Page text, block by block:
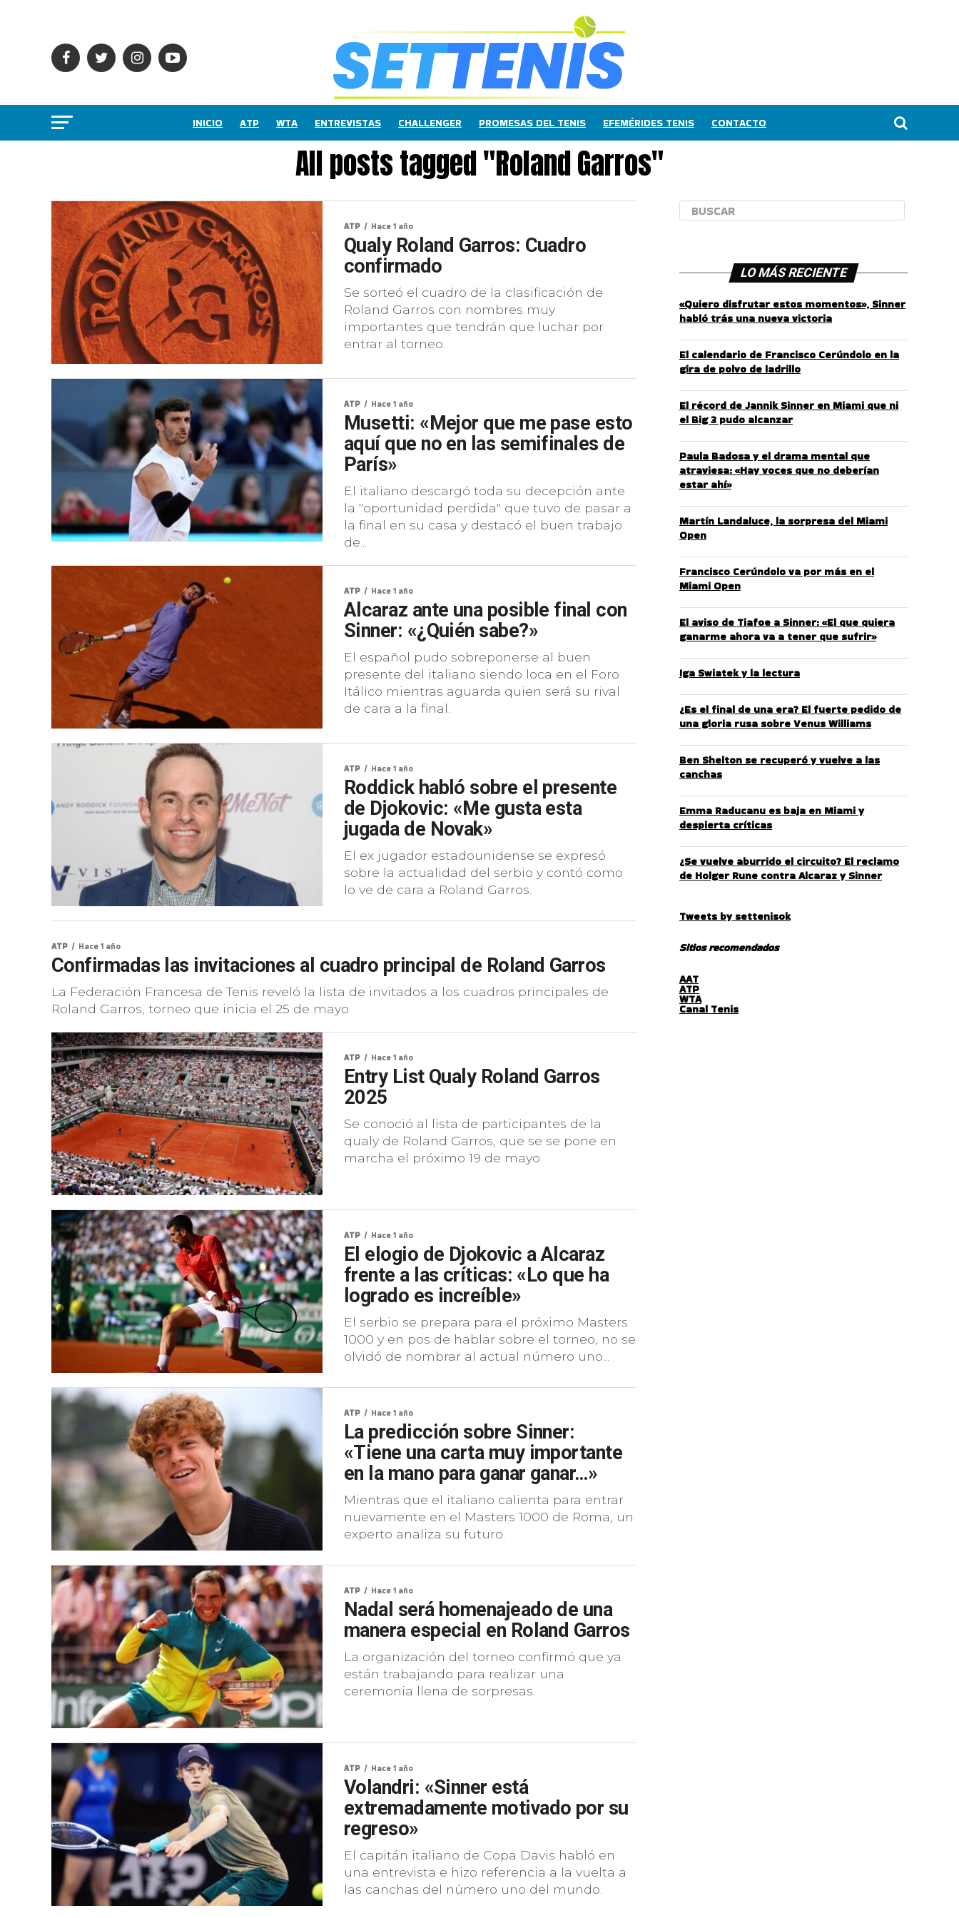
INICIO ATP WTA ENTREVISTAS CHALLENGER PROMESAS DEL TENIS EFEMÉRIDES TENIS CONTACTO
All posts tagged "Roland Garros"
ATP Hace 1 año
Qualy Roland Garros: Cuadro
confirmado
Se sorteó el cuadro de la clasificación de
Roland Garros con nombres muy
importantes que tendrán que luchar por
entrar al torneo.
ATP Hace 1 año
Musetti: «Mejor que me pase esto
aquí que no en las semifinales de
París»
El italiano descargó toda su decepción ante
la "oportunidad perdida" que tuvo de pasar a
la final en su casa y destacó el buen trabajo
de...
ATP Hace 1 año
Alcaraz ante una posible final con
Sinner: «¿Quién sabe?»
El español pudo sobreponerse al buen
presente del italiano siendo loca en el Foro
Itálico mientras aguarda quien será su rival
de cara a la final.
ATP Hace 1 año
Roddick habló sobre el presente
de Djokovic: «Me gusta esta
jugada de Novak»
El ex jugador estadounidense se expresó
sobre la actualidad del serbio y contó como
lo ve de cara a Roland Garros.
ATP Hace 1 año
Confirmadas las invitaciones al cuadro principal de Roland Garros
La Federación Francesa de Tenis reveló la lista de invitados a los cuadros principales de
Roland Garros, torneo que inicia el 25 de mayo.
ATP Hace 1 año
Entry List Qualy Roland Garros
2025
Se conoció al lista de participantes de la
qualy de Roland Garros, que se se pone en
marcha el próximo 19 de mayo.
ATP Hace 1 año
El elogio de Djokovic a Alcaraz
frente a las críticas: «Lo que ha
logrado es increíble»
El serbio se prepara para el próximo Masters
1000 y en pos de hablar sobre el torneo, no se
olvidó de nombrar al actual número uno...
ATP Hace 1 año
La predicción sobre Sinner:
«Tiene una carta muy importante
en la mano para ganar ganar…»
Mientras que el italiano calienta para entrar
nuevamente en el Masters 1000 de Roma, un
experto analiza su futuro.
ATP Hace 1 año
Nadal será homenajeado de una
manera especial en Roland Garros
La organización del torneo confirmó que ya
están trabajando para realizar una
ceremonia llena de sorpresas.
ATP Hace 1 año
Volandri: «Sinner está
extremadamente motivado por su
regreso»
El capitán italiano de Copa Davis habló en
una entrevista e hizo referencia a la vuelta a
las canchas del número uno del mundo.
LO MÁS RECIENTE
«Quiero disfrutar estos momentos», Sinner
habló trás una nueva victoria
El calendario de Francisco Cerúndolo en la
gira de polvo de ladrillo
El récord de Jannik Sinner en Miami que ni
el Big 3 pudo alcanzar
Paula Badosa y el drama mental que
atraviesa: «Hay voces que no deberían
estar ahí»
Martín Landaluce, la sorpresa del Miami
Open
Francisco Cerúndolo va por más en el
Miami Open
El aviso de Tiafoe a Sinner: «El que quiera
ganarme ahora va a tener que sufrir»
Iga Swiatek y la lectura
¿Es el final de una era? El fuerte pedido de
una gloria rusa sobre Venus Williams
Ben Shelton se recuperó y vuelve a las
canchas
Emma Raducanu es baja en Miami y
despierta críticas
¿Se vuelve aburrido el circuito? El reclamo
de Holger Rune contra Alcaraz y Sinner
Tweets by settenisok
Sitios recomendados
AAT
ATP
WTA
Canal Tenis